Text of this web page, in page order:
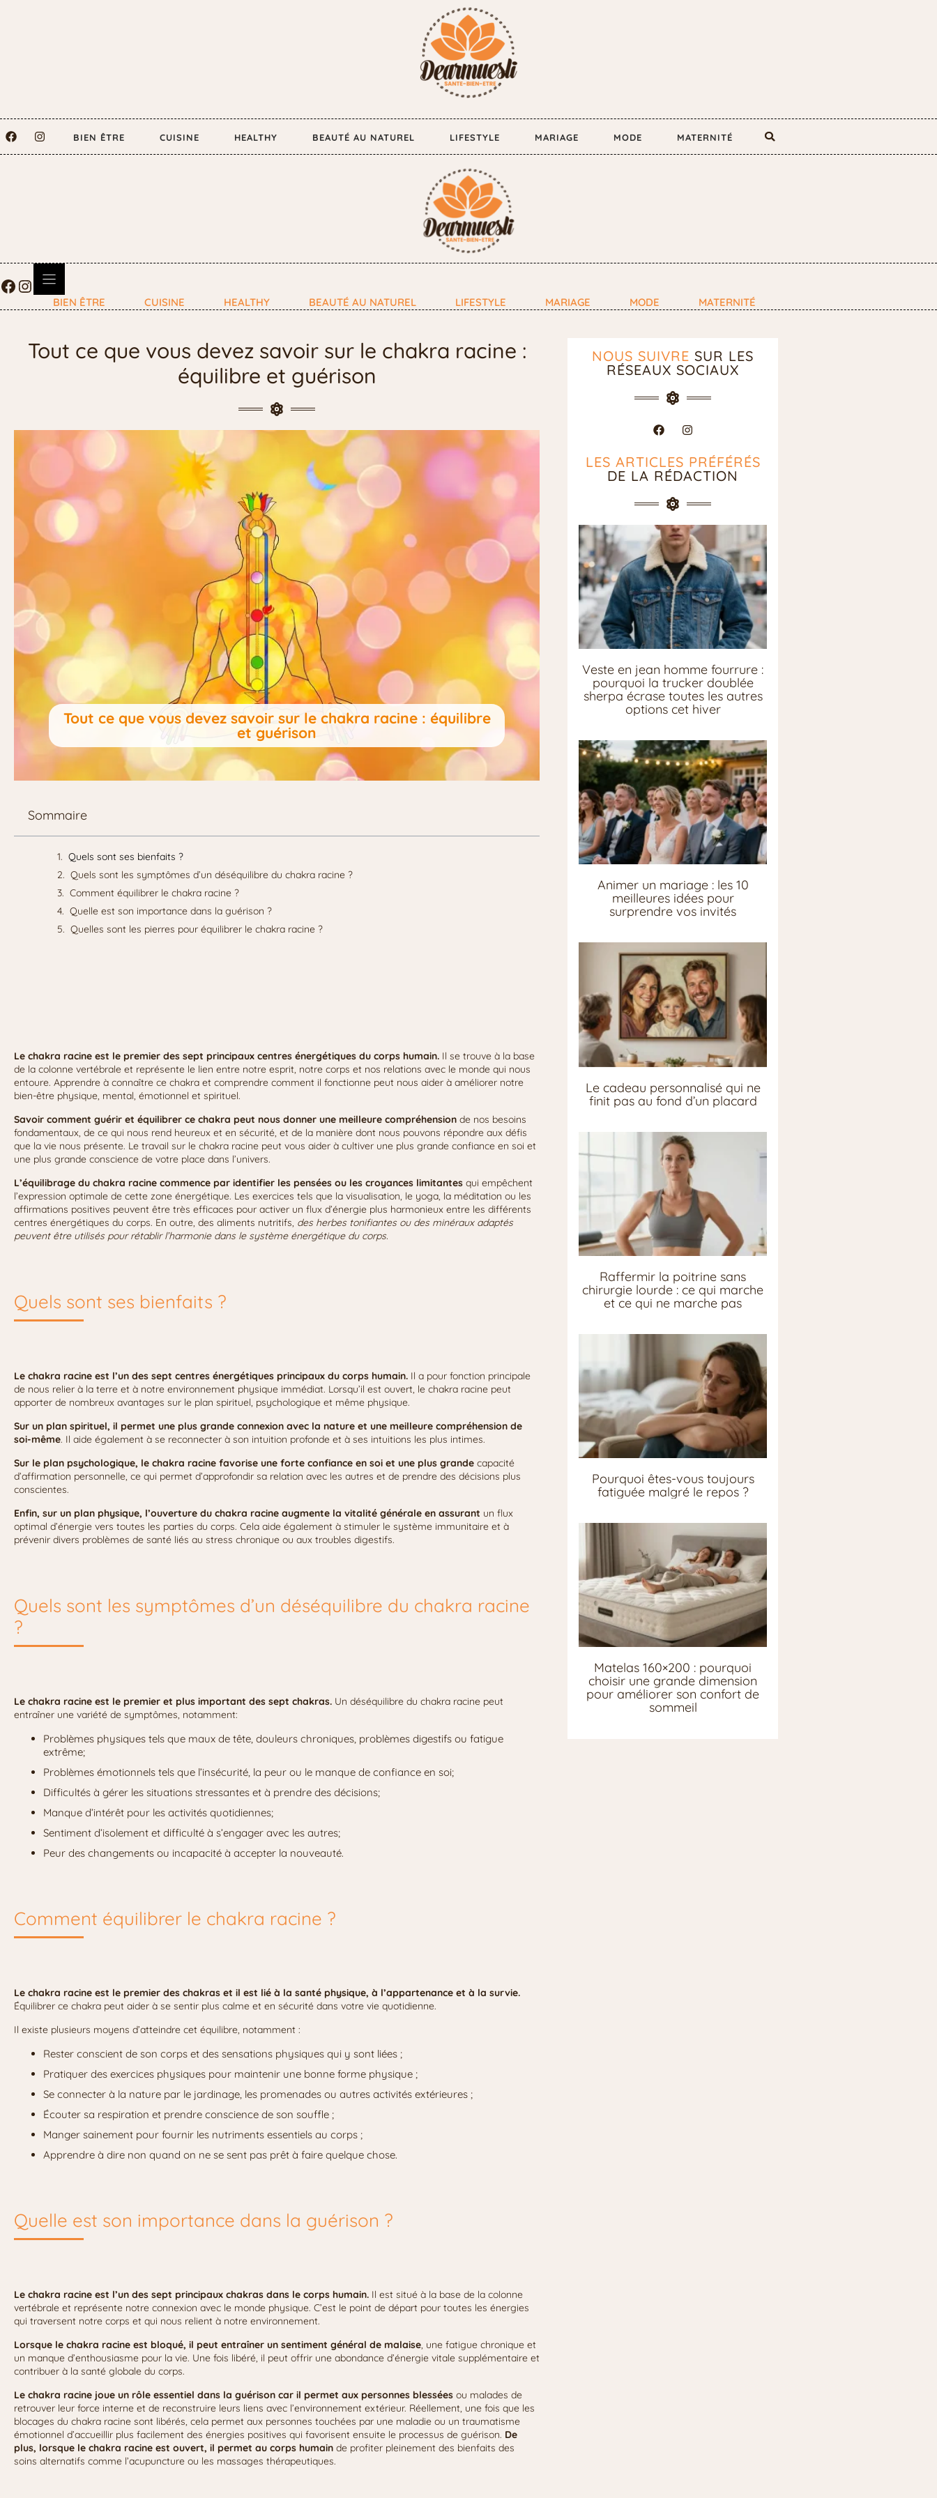
BIEN ÊTRE CUISINE HEALTHY BEAUTÉ AU NATUREL LIFESTYLE MARIAGE MODE MATERNITÉ
BIEN ÊTRE CUISINE HEALTHY BEAUTÉ AU NATUREL LIFESTYLE MARIAGE MODE MATERNITÉ
Tout ce que vous devez savoir sur le chakra racine :
équilibre et guérison
Tout ce que vous devez savoir sur le chakra racine : équilibre
et guérison
Sommaire
Quels sont ses bienfaits ?
Quels sont les symptômes d’un déséquilibre du chakra racine ?
Comment équilibrer le chakra racine ?
Quelle est son importance dans la guérison ?
Quelles sont les pierres pour équilibrer le chakra racine ?
Le chakra racine est le premier des sept principaux centres énergétiques du corps humain. Il se trouve à la base
de la colonne vertébrale et représente le lien entre notre esprit, notre corps et nos relations avec le monde qui nous
entoure. Apprendre à connaître ce chakra et comprendre comment il fonctionne peut nous aider à améliorer notre
bien-être physique, mental, émotionnel et spirituel.
Savoir comment guérir et équilibrer ce chakra peut nous donner une meilleure compréhension de nos besoins
fondamentaux, de ce qui nous rend heureux et en sécurité, et de la manière dont nous pouvons répondre aux défis
que la vie nous présente. Le travail sur le chakra racine peut vous aider à cultiver une plus grande confiance en soi et
une plus grande conscience de votre place dans l’univers.
L’équilibrage du chakra racine commence par identifier les pensées ou les croyances limitantes qui empêchent
l’expression optimale de cette zone énergétique. Les exercices tels que la visualisation, le yoga, la méditation ou les
affirmations positives peuvent être très efficaces pour activer un flux d’énergie plus harmonieux entre les différents
centres énergétiques du corps. En outre, des aliments nutritifs, des herbes tonifiantes ou des minéraux adaptés
peuvent être utilisés pour rétablir l’harmonie dans le système énergétique du corps.
Quels sont ses bienfaits ?
Le chakra racine est l’un des sept centres énergétiques principaux du corps humain. Il a pour fonction principale
de nous relier à la terre et à notre environnement physique immédiat. Lorsqu’il est ouvert, le chakra racine peut
apporter de nombreux avantages sur le plan spirituel, psychologique et même physique.
Sur un plan spirituel, il permet une plus grande connexion avec la nature et une meilleure compréhension de
soi-même. Il aide également à se reconnecter à son intuition profonde et à ses intuitions les plus intimes.
Sur le plan psychologique, le chakra racine favorise une forte confiance en soi et une plus grande capacité
d’affirmation personnelle, ce qui permet d’approfondir sa relation avec les autres et de prendre des décisions plus
conscientes.
Enfin, sur un plan physique, l’ouverture du chakra racine augmente la vitalité générale en assurant un flux
optimal d’énergie vers toutes les parties du corps. Cela aide également à stimuler le système immunitaire et à
prévenir divers problèmes de santé liés au stress chronique ou aux troubles digestifs.
Quels sont les symptômes d’un déséquilibre du chakra racine
?
Le chakra racine est le premier et plus important des sept chakras. Un déséquilibre du chakra racine peut
entraîner une variété de symptômes, notamment:
Problèmes physiques tels que maux de tête, douleurs chroniques, problèmes digestifs ou fatigue
extrême;
Problèmes émotionnels tels que l’insécurité, la peur ou le manque de confiance en soi;
Difficultés à gérer les situations stressantes et à prendre des décisions;
Manque d’intérêt pour les activités quotidiennes;
Sentiment d’isolement et difficulté à s’engager avec les autres;
Peur des changements ou incapacité à accepter la nouveauté.
Comment équilibrer le chakra racine ?
Le chakra racine est le premier des chakras et il est lié à la santé physique, à l’appartenance et à la survie.
Équilibrer ce chakra peut aider à se sentir plus calme et en sécurité dans votre vie quotidienne.
Il existe plusieurs moyens d’atteindre cet équilibre, notamment :
Rester conscient de son corps et des sensations physiques qui y sont liées ;
Pratiquer des exercices physiques pour maintenir une bonne forme physique ;
Se connecter à la nature par le jardinage, les promenades ou autres activités extérieures ;
Écouter sa respiration et prendre conscience de son souffle ;
Manger sainement pour fournir les nutriments essentiels au corps ;
Apprendre à dire non quand on ne se sent pas prêt à faire quelque chose.
Quelle est son importance dans la guérison ?
Le chakra racine est l’un des sept principaux chakras dans le corps humain. Il est situé à la base de la colonne
vertébrale et représente notre connexion avec le monde physique. C’est le point de départ pour toutes les énergies
qui traversent notre corps et qui nous relient à notre environnement.
Lorsque le chakra racine est bloqué, il peut entraîner un sentiment général de malaise, une fatigue chronique et
un manque d’enthousiasme pour la vie. Une fois libéré, il peut offrir une abondance d’énergie vitale supplémentaire et
contribuer à la santé globale du corps.
Le chakra racine joue un rôle essentiel dans la guérison car il permet aux personnes blessées ou malades de
retrouver leur force interne et de reconstruire leurs liens avec l’environnement extérieur. Réellement, une fois que les
blocages du chakra racine sont libérés, cela permet aux personnes touchées par une maladie ou un traumatisme
émotionnel d’accueillir plus facilement des énergies positives qui favorisent ensuite le processus de guérison. De
plus, lorsque le chakra racine est ouvert, il permet au corps humain de profiter pleinement des bienfaits des
soins alternatifs comme l’acupuncture ou les massages thérapeutiques.
NOUS SUIVRE SUR LES
RÉSEAUX SOCIAUX
LES ARTICLES PRÉFÉRÉS
DE LA RÉDACTION
Veste en jean homme fourrure :
pourquoi la trucker doublée
sherpa écrase toutes les autres
options cet hiver
Animer un mariage : les 10
meilleures idées pour
surprendre vos invités
Le cadeau personnalisé qui ne
finit pas au fond d’un placard
Raffermir la poitrine sans
chirurgie lourde : ce qui marche
et ce qui ne marche pas
Pourquoi êtes-vous toujours
fatiguée malgré le repos ?
Matelas 160×200 : pourquoi
choisir une grande dimension
pour améliorer son confort de
sommeil